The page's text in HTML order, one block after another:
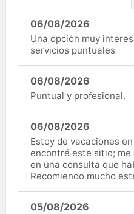
06/08/2026
Una opción muy
servicios puntuales
06/08/2026
Puntual y profesional.
06/08/2026
Estoy de vacaciones
encontré este sitio; me
en una consulta que
Recomiendo mucho
05/08/2026